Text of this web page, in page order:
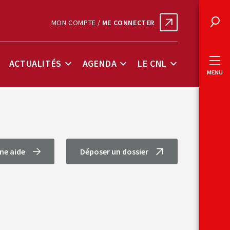
MON COMPTE / ME CONNECTER
ACTUALITÉS
Sous-
Actualités
AGENDA
Sous-
Agenda
LE CNL
Sous-
Le
MENU
aide Déposer un dossier